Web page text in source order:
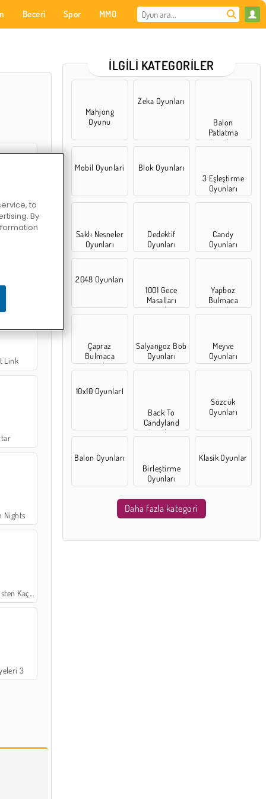
Beceri Spor MMO
Hikaye
Fırınla
Link
Nights
Kaçış
3
İLGILI KATEGORILER
Mahjong
Oyunu
Zeka Oyunları
Balon
Patlatma
Oyunları
Mobil Oyunlari
Blok Oyunları
3 Eşleştirme
Oyunları
Saklı Nesneler
Oyunları
Dedektif
Oyunları
Candy
Oyunları
2048 Oyunları
1001 Gece
Masalları
Oyunları
Yapboz
Bulmaca
Oyunları
Çapraz
Bulmaca
Oyunları
Salyangoz Bob
Oyunları
Meyve
Oyunları
10x10 OyunlarI
Back To
Candyland
Oyunları
Sözcük
Oyunları
Balon Oyunları
Birleştirme
Oyunları
Klasik Oyunlar
Daha fazla kategori
to
By